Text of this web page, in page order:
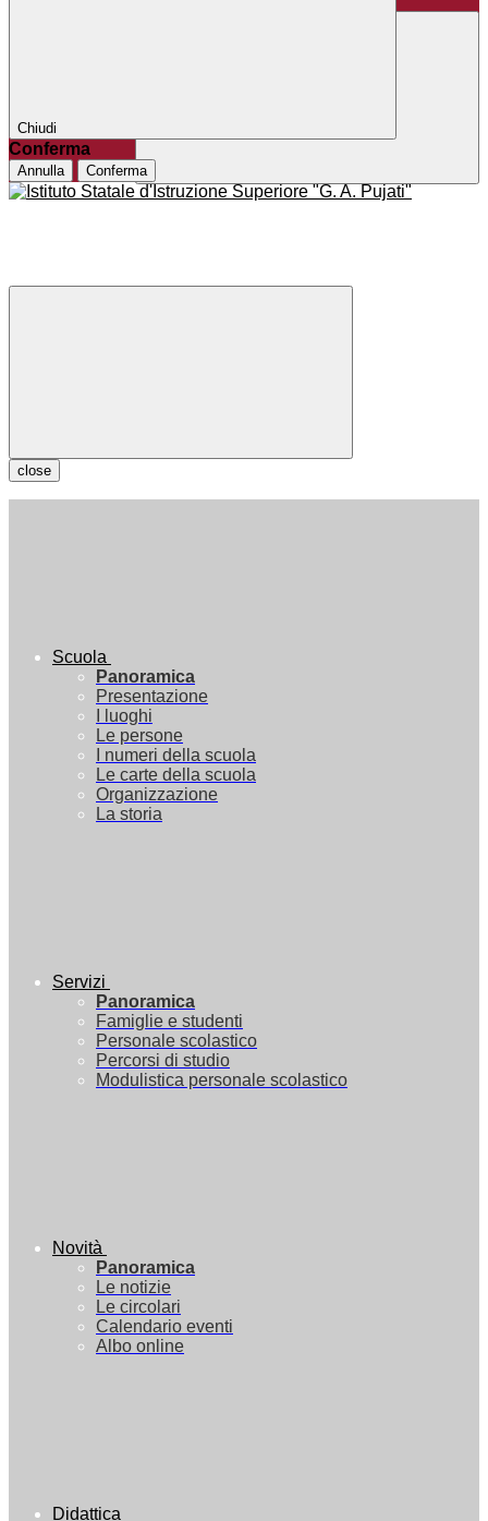
Chiudi
Conferma
Annulla Conferma
close
Scuola
Panoramica
Presentazione
I luoghi
Le persone
I numeri della scuola
Le carte della scuola
Organizzazione
La storia
Servizi
Panoramica
Famiglie e studenti
Personale scolastico
Percorsi di studio
Modulistica personale scolastico
Novità
Panoramica
Le notizie
Le circolari
Calendario eventi
Albo online
Didattica